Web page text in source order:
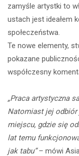
zamyśle artystki to
ustach jest ideałem
społeczeństwa.
Te nowe elementy,
pokazane
współczesny
„Praca artystyczna
Natomiast jej odbiór
miejscu, gdzie się
lat temu
jak tabu”– mówi